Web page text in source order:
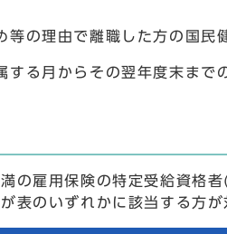
等の理由で離職した方の国民
する月からその翌年度末ま
の雇用保険の特定受給資格
表のいずれかに該当する方が